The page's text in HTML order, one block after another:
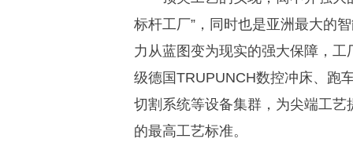
标杆工厂”，同时也是亚洲最大的
力从蓝图变为现实的强大保障，
级德国TRUPUNCH数控冲床、跑
切割系统等设备集群，为尖端工
的最高工艺标准。